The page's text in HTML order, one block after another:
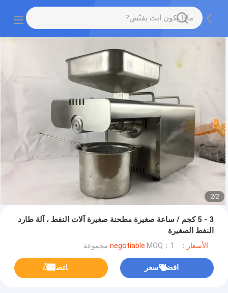
2
/
2
3 - 5 كجم / ساعة صغيرة مطحنة صغيرة آلات النفط ، آلة طارد
النفط الصغيرة
الأسعار：negotiable MOQ：1 مجموعة
افضل سعر ﺎﺘﺼﻟ ﺍﻶﻧ